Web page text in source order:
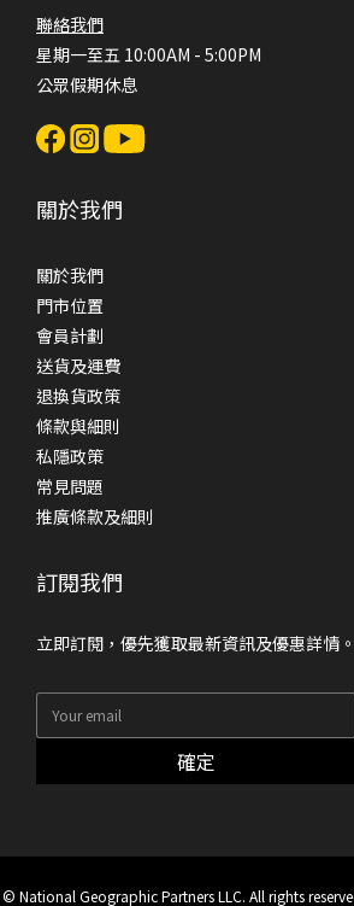
聯絡我們
星期一至五 10:00AM - 5:00PM
公眾假期休息
關於我們
關於我們
門市位置
會員計劃
送貨及運費
退換貨政策
條款與細則
私隱政策
常見問題
推廣條款及細則
訂閱我們
立即訂閱，優先獲取最新資訊及優惠詳情。
確定
© National Geographic Partners LLC. All rights